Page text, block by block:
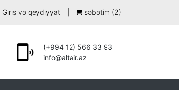
Giriş və qeydiyyat səbətim (2)
(+994 12) 566 33 93
info@altair.az